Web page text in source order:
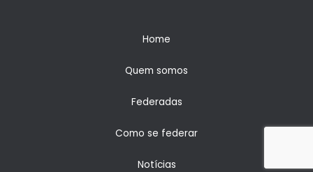
Home
Quem somos
Federadas
Como se federar
Notícias